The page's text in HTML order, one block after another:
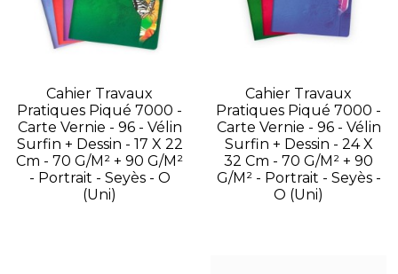
Cahier Travaux
Pratiques Piqué 7000 -
Carte Vernie - 96 - Vélin
Surfin + Dessin - 17 X 22
Cm - 70 G/m² + 90 G/m²
- Portrait - Seyès - O
(Uni)
Cahier Travaux
Pratiques Piqué 7000 -
Carte Vernie - 96 - Vélin
Surfin + Dessin - 24 X
32 Cm - 70 G/m² + 90
G/m² - Portrait - Seyès -
O (Uni)